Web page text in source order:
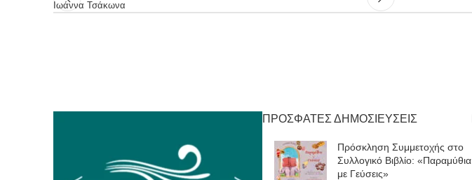
Ιωάννα Τσάκωνα
ΠΡΟΣΦΑΤΕΣ ΔΗΜΟΣΙΕΥΣΕΙΣ
Πρόσκληση Συμμετοχής στο
Συλλογικό Βιβλίο: «Παραμύθια
με Γεύσεις»